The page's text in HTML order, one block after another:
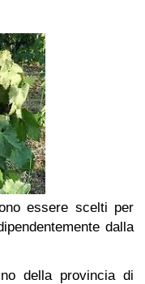
essere scelti per
dalla
della provincia di